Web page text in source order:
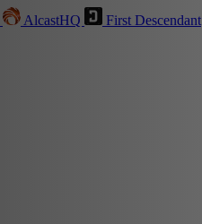
AlcastHQ
First Descendant